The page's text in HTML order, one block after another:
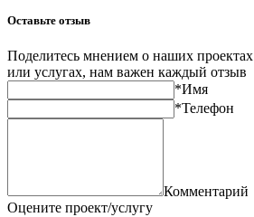
Оставьте отзыв
Поделитесь мнением о наших проектах
или услугах, нам важен каждый отзыв
*Имя
*Телефон
Комментарий
Оцените проект/услугу